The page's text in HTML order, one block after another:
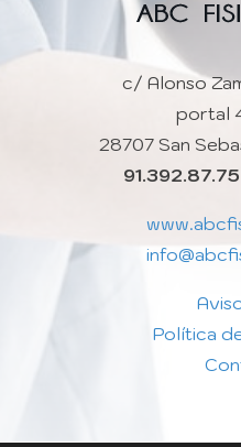
c/ Alonso
portal
28707 San
91.392.87.75
Política